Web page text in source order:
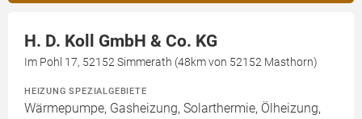
H. D. Koll GmbH & Co. KG
Im Pohl 17, 52152 Simmerath (48km von 52152 Masthorn)
HEIZUNG SPEZIALGEBIETE
Wärmepumpe, Gasheizung, Solarthermie, Ölheizung,